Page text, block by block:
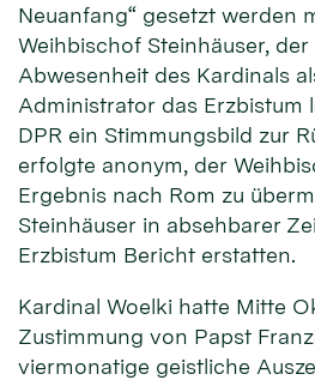
Neuanfang“ gesetzt werden
Weihbischof Steinhäuser,
Abwesenheit des Kardinals
Administrator das Erzbistum
DPR ein Stimmungsbild zur
erfolgte anonym, der
Ergebnis nach Rom zu
Steinhäuser in absehbarer
Erzbistum Bericht erstatten.
Kardinal Woelki hatte Mitte
Zustimmung von Papst
viermonatige geistliche